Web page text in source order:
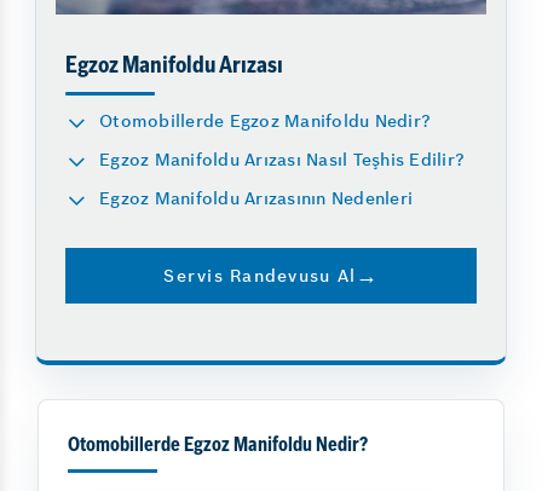
Egzoz Manifoldu Arızası
Otomobillerde Egzoz Manifoldu Nedir?
Egzoz Manifoldu Arızası Nasıl Teşhis Edilir?
Egzoz Manifoldu Arızasının Nedenleri
Servis Randevusu Al
Otomobillerde Egzoz Manifoldu Nedir?